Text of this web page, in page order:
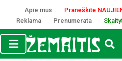
Apie mus
Praneškite
Reklama
Prenumerata